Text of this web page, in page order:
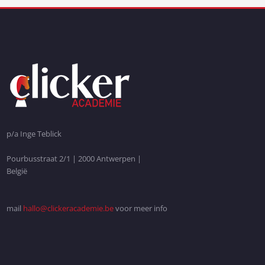
p/a Inge Teblick
Pourbusstraat 2/1 | 2000 Antwerpen |
België
mail hallo@clickeracademie.bevoor meer info